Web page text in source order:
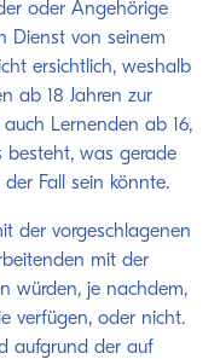
oder Angehörige
Dienst von seinem
ersichtlich, weshalb
ab 18 Jahren zur
Lernenden ab 16,
besteht, was gerade
Fall sein könnte.
der vorgeschlagenen
mit der
würden, je nachdem,
verfügen, oder nicht.
aufgrund der auf